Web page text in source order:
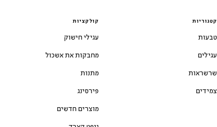
קטגוריות
טבעות
עגילים
שרשראות
צמידים
קולקציות
עגילי חישוק
מחבקות את אשכול
מתנות
פירסינג
מוצרים חדשים